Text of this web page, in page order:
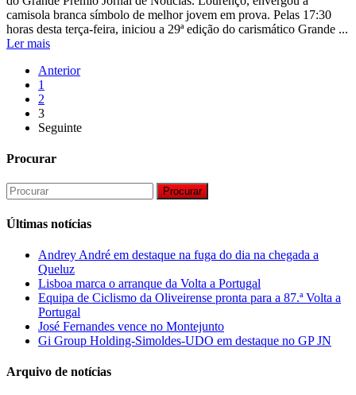
camisola branca símbolo de melhor jovem em prova. Pelas 17:30
horas desta terça-feira, iniciou a 29ª edição do carismático Grande ...
Ler mais
Anterior
1
2
3
Seguinte
Procurar
Procurar
Últimas notícias
Andrey André em destaque na fuga do dia na chegada a
Queluz
Lisboa marca o arranque da Volta a Portugal
Equipa de Ciclismo da Oliveirense pronta para a 87.ª Volta a
Portugal
José Fernandes vence no Montejunto
Gi Group Holding-Simoldes-UDO em destaque no GP JN
Arquivo de notícias